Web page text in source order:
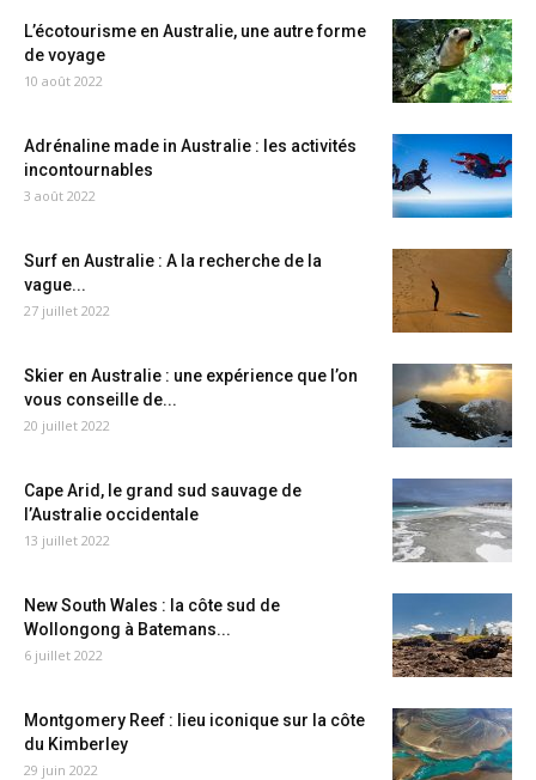
L’écotourisme en Australie, une autre forme
de voyage
10 août 2022
Adrénaline made in Australie : les activités
incontournables
3 août 2022
Surf en Australie : A la recherche de la
vague...
27 juillet 2022
Skier en Australie : une expérience que l’on
vous conseille de...
20 juillet 2022
Cape Arid, le grand sud sauvage de
l’Australie occidentale
13 juillet 2022
New South Wales : la côte sud de
Wollongong à Batemans...
6 juillet 2022
Montgomery Reef : lieu iconique sur la côte
du Kimberley
29 juin 2022